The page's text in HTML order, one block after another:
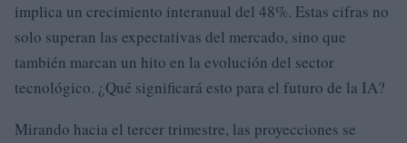
implica un crecimiento interanual del 48%. Estas cifras no
solo superan las expectativas del mercado, sino que
también marcan un hito en la evolución del sector
tecnológico. ¿Qué significará esto para el futuro de la IA?
Mirando hacia el tercer trimestre, las proyecciones se